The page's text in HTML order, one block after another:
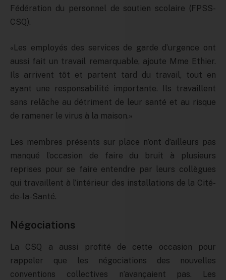
Fédération du personnel de soutien scolaire (FPSS-
CSQ).
«Les employés des services de garde d’urgence ont
aussi fait un travail remarquable, ajoute Mme Ethier.
Ils arrivent tôt et partent tard du travail, tout en
ayant une responsabilité importante. Ils travaillent
sans relâche au détriment de leur santé et au risque
de ramener le virus à la maison.»
Les membres présents sur place n’ont d’ailleurs pas
manqué l’occasion de faire du bruit à plusieurs
reprises pour se faire entendre par leurs collègues
qui travaillent à l’intérieur des installations de la Cité-
de-la-Santé.
Négociations
La CSQ a aussi profité de cette occasion pour
rappeler que les négociations des nouvelles
conventions collectives n’avançaient pas. Les